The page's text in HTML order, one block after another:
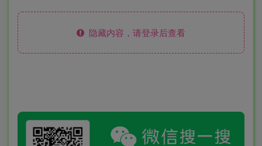
隐藏内容，请登录后查看